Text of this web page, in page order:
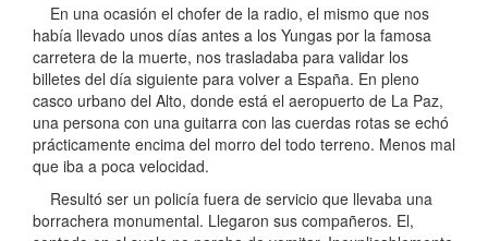
En una ocasión el chofer de la radio, el mismo que nos
había llevado unos días antes a los Yungas por la famosa
carretera de la muerte, nos trasladaba para validar los
billetes del día siguiente para volver a España. En pleno
casco urbano del Alto, donde está el aeropuerto de La Paz,
una persona con una guitarra con las cuerdas rotas se echó
prácticamente encima del morro del todo terreno. Menos mal
que iba a poca velocidad.
Resultó ser un policía fuera de servicio que llevaba una
borrachera monumental. Llegaron sus compañeros. El,